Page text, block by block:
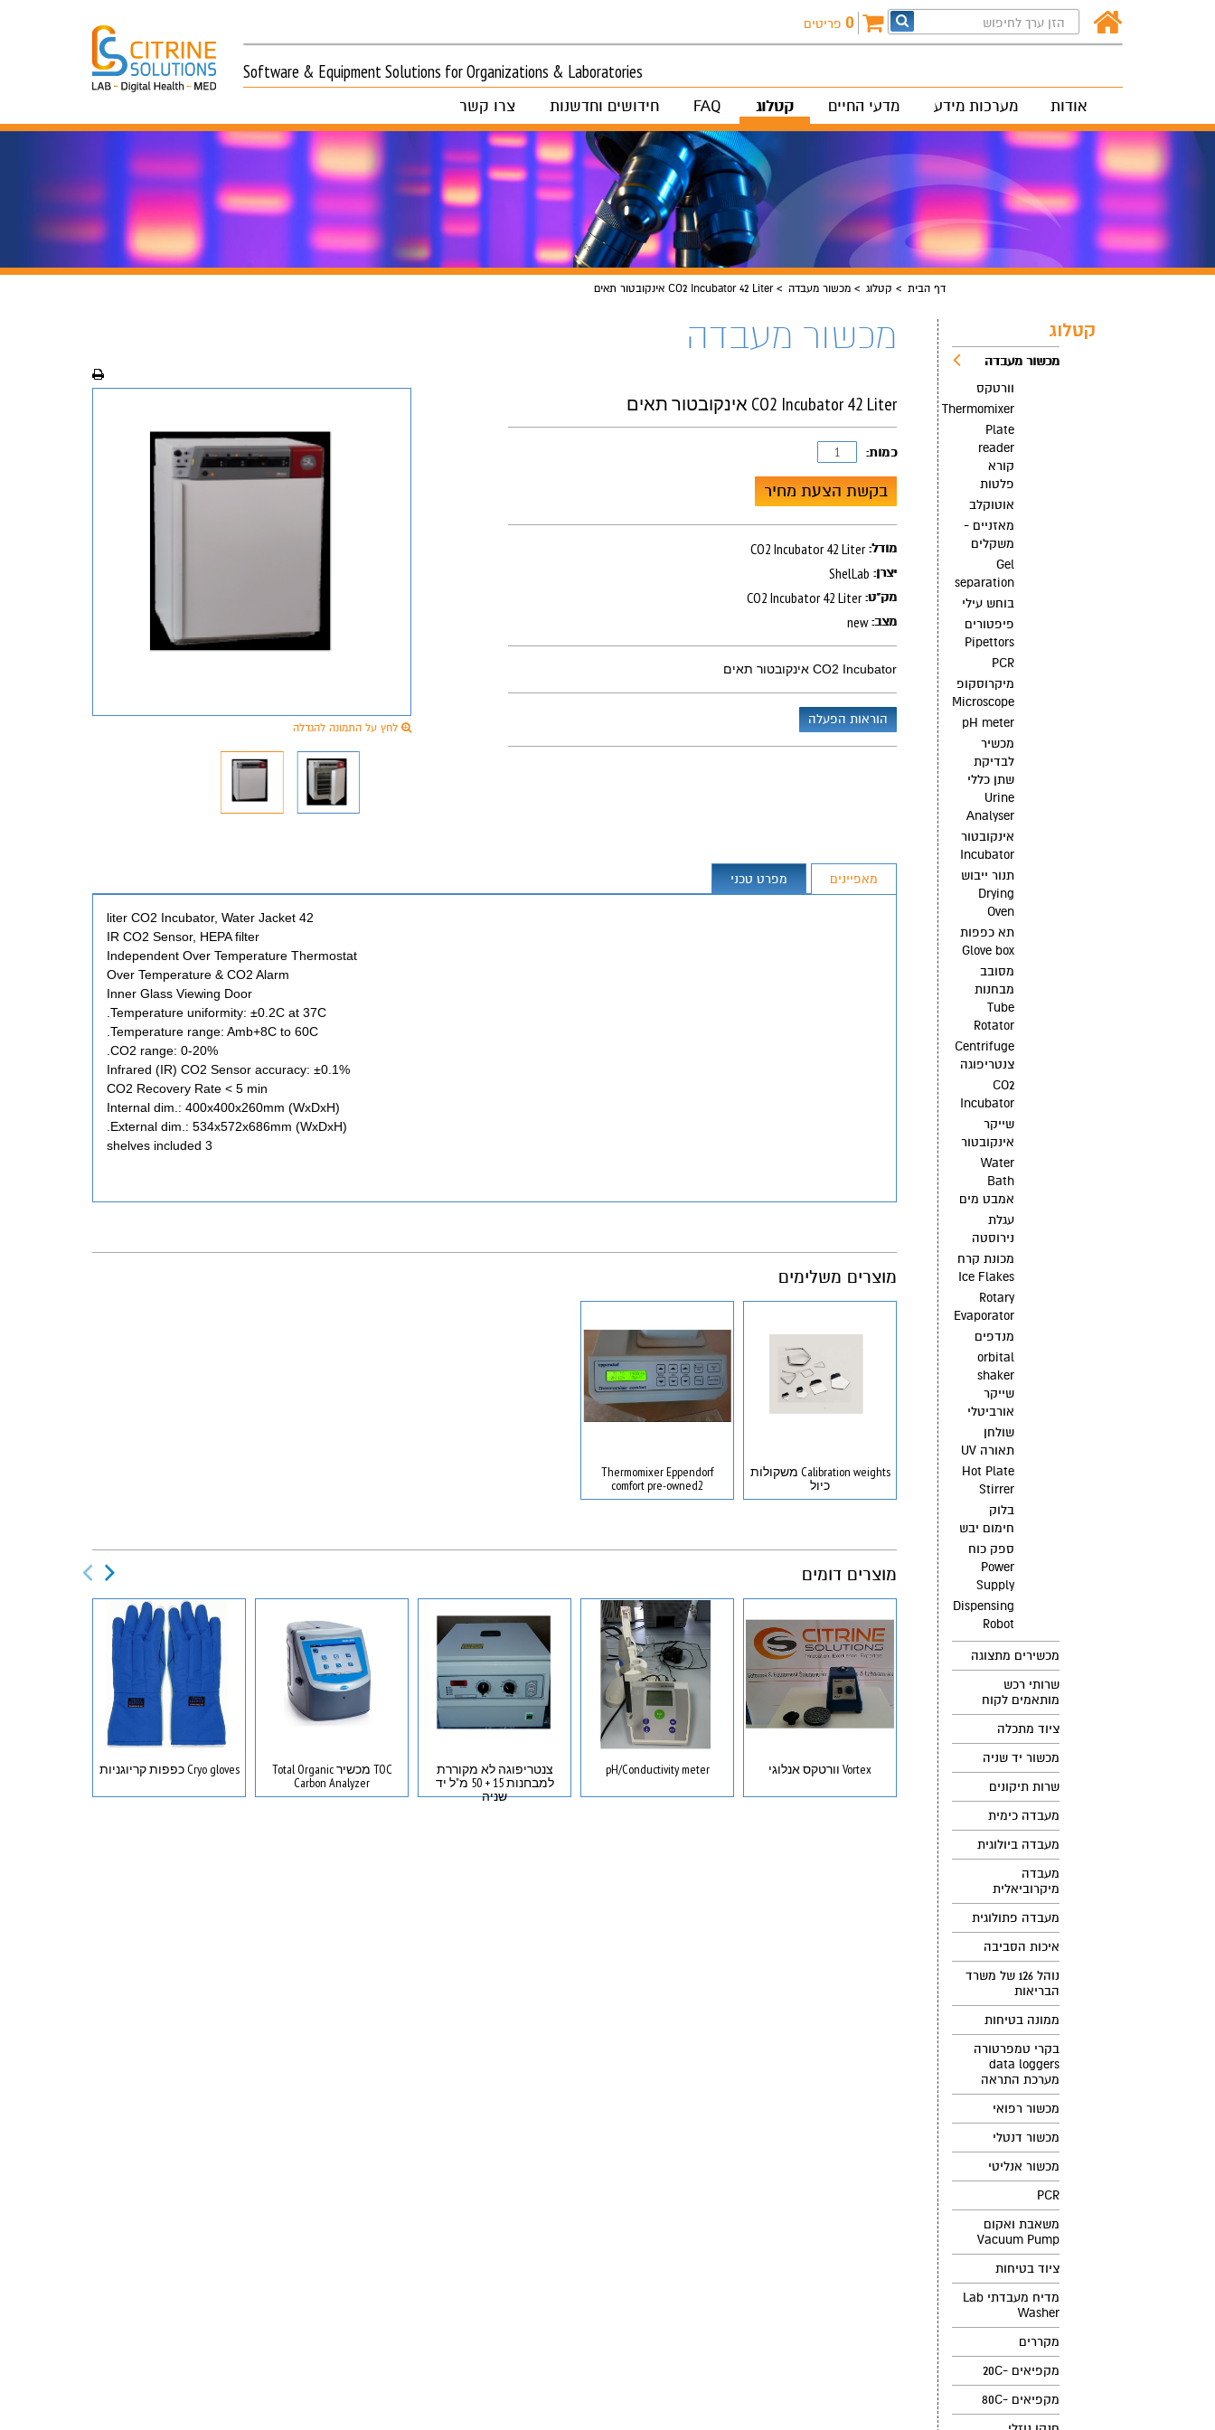
0 פריטים
Software & Equipment Solutions for Organizations & Laboratories
אודות מערכות מידע מדעי החיים קטלוג FAQ חידושים וחדשנות צרו קשר
דף הבית קטלוג מכשור מעבדה CO2 Incubator 42 Liter אינקובטור תאים
קטלוג
מכשור מעבדה
וורטקס
Thermomixer
Plate
reader
קורא
פלטות
אוטוקלב
מאזניים -
משקלים
Gel
separation
בוחש עילי
פיפטורים
Pipettors
PCR
מיקרוסקופ
Microscope
pH meter
מכשיר
לבדיקת
שתן כללי
Urine
Analyser
אינקובטור
Incubator
תנור ייבוש
Drying
Oven
תא כפפות
Glove box
מסובב
מבחנות
Tube
Rotator
Centrifuge
צנטריפוגה
CO2
Incubator
שייקר
אינקובטור
Water
Bath
אמבט מים
עגלת
נירוסטה
מכונת קרח
Ice Flakes
Rotary
Evaporator
מנדפים
orbital
shaker
שייקר
אורביטלי
שולחן
תאורה UV
Hot Plate
Stirrer
בלוק
חימום יבש
ספק כוח
Power
Supply
Dispensing
Robot
מכשירים מתצוגה
שרותי רכש
מותאמים לקוח
ציוד מתכלה
מכשור יד שניה
שרות תיקונים
מעבדה כימית
מעבדה ביולוגית
מעבדה
מיקרוביאלית
מעבדה פתולוגית
איכות הסביבה
נוהל 126 של משרד
הבריאות
ממונה בטיחות
בקרי טמפרטורה
data loggers
מערכת התראה
מכשור רפואי
מכשור דנטלי
מכשור אנליטי
PCR
משאבת ואקום
Vacuum Pump
ציוד בטיחות
מדיח מעבדתי Lab
Washer
מקררים
מקפיאים -20C
מקפיאים -80C
מכשור מעבדה
CO2 Incubator 42 Liter אינקובטור תאים
כמות:
בקשת הצעת מחיר
מודל: CO2 Incubator 42 Liter
יצרן: ShelLab
מק"ט: CO2 Incubator 42 Liter
מצב: new
CO2 Incubator אינקובטור תאים
הוראות הפעלה
לחץ על התמונה להגדלה
מאפיינים מפרט טכני
42 liter CO2 Incubator, Water Jacket
IR CO2 Sensor, HEPA filter
Independent Over Temperature Thermostat
Over Temperature & CO2 Alarm
Inner Glass Viewing Door
Temperature range: Amb+8C to 60C.
CO2 range: 0-20%.
Infrared (IR) CO2 Sensor accuracy: ±0.1%
CO2 Recovery Rate < 5 min
Internal dim.: 400x400x260mm (WxDxH)
External dim.: 534x572x686mm (WxDxH).
3 shelves included
מוצרים משלימים
Calibration weights משקולות
כיול
Thermomixer Eppendorf
comfort pre-owned2
מוצרים דומים
Vortex וורטקס אנלוגי pH/Conductivity meter
צנטריפוגה לא מקוררת
למבחנות 15 + 50 מ"ל יד
שניה
TOC מכשיר Total Organic
Carbon Analyzer
Cryo gloves כפפות קריוגניות